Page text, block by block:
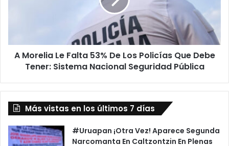
Que
Debe
Tener:
Nacional
Pública
A Morelia Le Falta 53% De Los Policías Que Debe
Tener: Sistema Nacional Seguridad Pública
Más vistas en los últimos 7 días
#Uruapan ¡Otra Vez! Aparece Segunda
Narcomanta En Caltzontzin En Plenas